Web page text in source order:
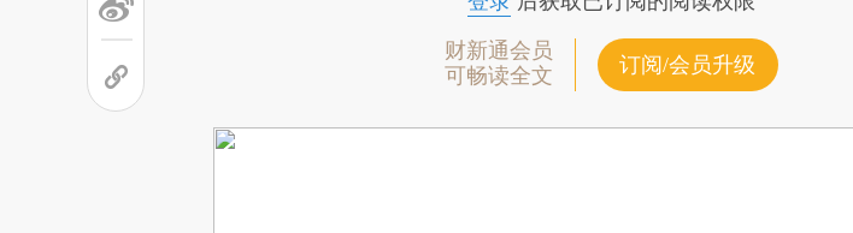
财新通会员
可畅读全文
订阅/会员升级